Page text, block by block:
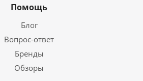
Помощь
Блог
Вопрос-ответ
Бренды
Обзоры